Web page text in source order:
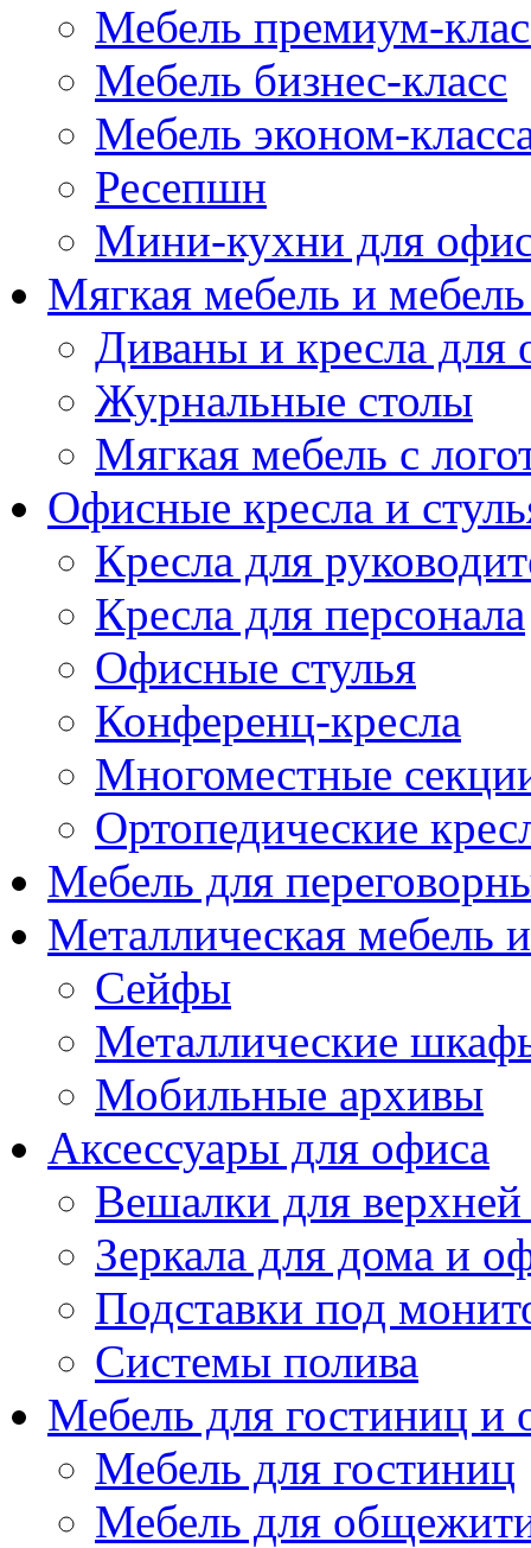
Мебель премиум-
Мебель бизнес-класс
Мебель эконом-
Ресепшн
Мини-кухни для
Мягкая мебель и
Диваны и кресла для
Журнальные столы
Мягкая мебель с
Офисные кресла и
Кресла для
Кресла для персонала
Офисные стулья
Конференц-кресла
Многоместные
Ортопедические
Мебель для
Металлическая мебель
Сейфы
Металлические
Мобильные архивы
Аксессуары для офиса
Вешалки для
Зеркала для дома и
Подставки под
Системы полива
Мебель для гостиниц
Мебель для гостиниц
Мебель для